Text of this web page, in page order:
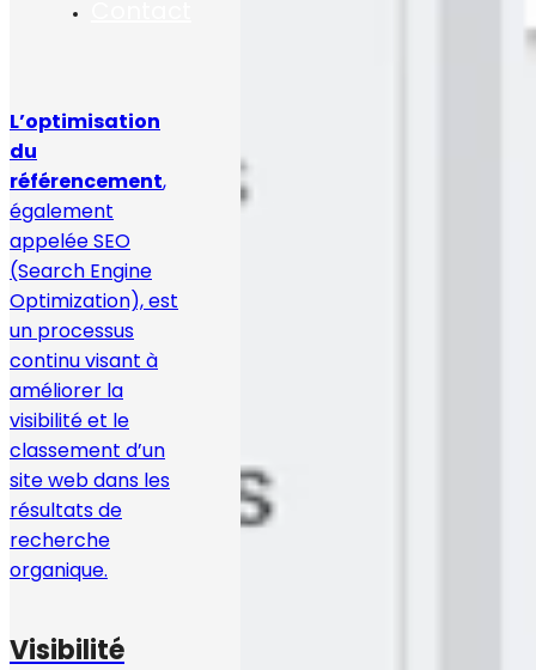
L’optimisation
du
référencement,
également
appelée SEO
(Search Engine
Optimization), est
un processus
continu visant à
améliorer la
visibilité et le
classement d’un
site web dans les
résultats de
recherche
organique.
Visibilité